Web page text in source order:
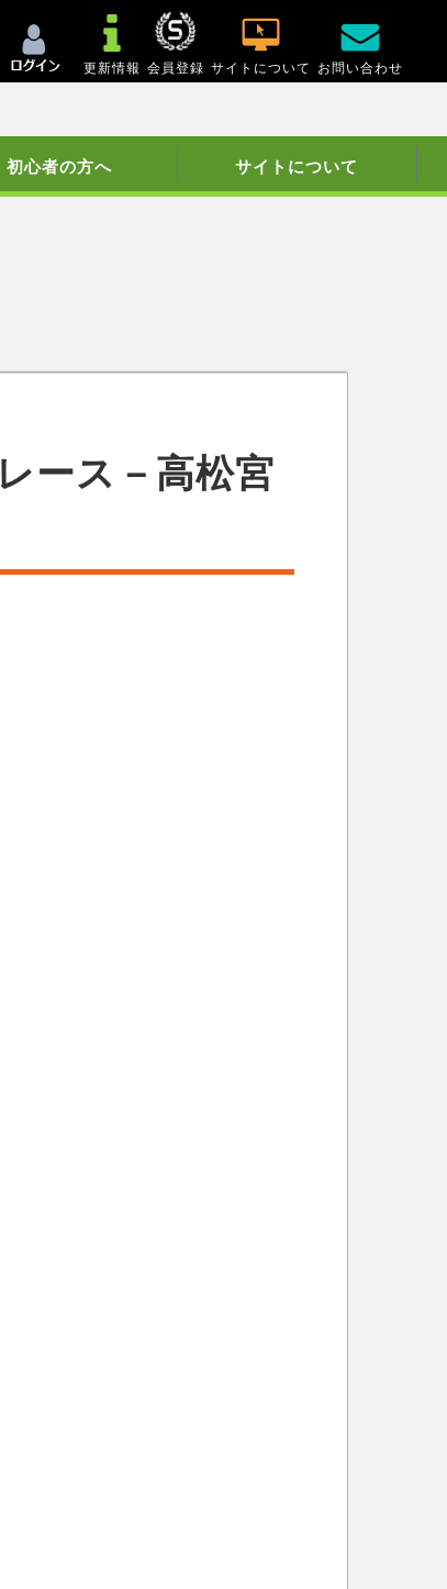
更新情報 会員登録 サイトについて お問い合わせ
初心者の方へ サイトについて
ース－高松宮